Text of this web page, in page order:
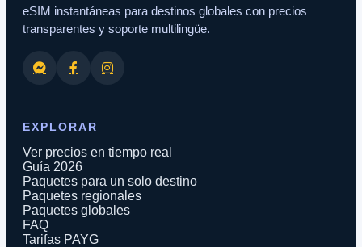
eSIM instantáneas para destinos globales con precios
transparentes y soporte multilingüe.
EXPLORAR
Ver precios en tiempo real
Guía 2026
Paquetes para un solo destino
Paquetes regionales
Paquetes globales
FAQ
Tarifas PAYG